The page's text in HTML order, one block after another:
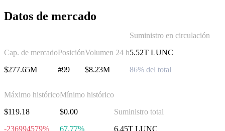
Datos de mercado
Cap. de mercado
$277.65M
Posición
#99
Volumen 24 h
$8.23M
Suministro en circulación
5.52T LUNC
86% del total
Máximo histórico
$119.18
-236994579%
Mínimo histórico
$0.00
67.77%
Suministro total
6.45T LUNC